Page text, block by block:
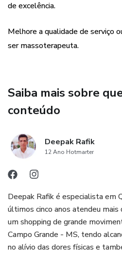
de excelência.
Melhore a qualidade de serviço
ser massoterapeuta.
Saiba mais sobre
conteúdo
Deepak Rafik
12 Ano Hotmarter
Deepak Rafik é especialista em
últimos cinco anos atendeu
um shopping de grande
Campo Grande - MS, tendo
no alívio das dores físicas e